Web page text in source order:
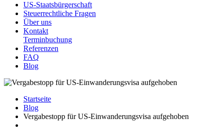
US-Staatsbürgerschaft
Steuerrechtliche Fragen
Über uns
Kontakt
Terminbuchung
Referenzen
FAQ
Blog
Startseite
Blog
Vergabestopp für US-Einwanderungsvisa aufgehoben